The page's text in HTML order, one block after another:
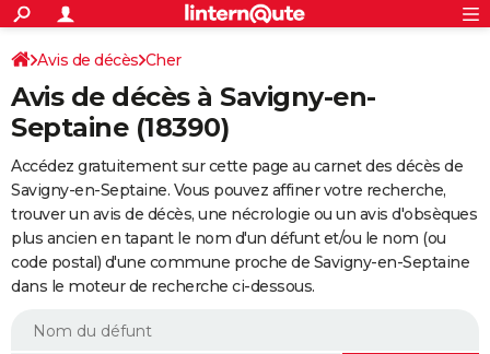
ACTUALITÉS
Politique
Société
Faits Divers
Education
Monde
Villes
+
SPORT
Coupe du monde 2026
Football
Tennis
Cyclisme
Rugby
Forum
FINANCE
Retraite
Impôts
Epargne
Immobilier
Risques naturels par ville
Banque
Assurance
Crédit
AUTO
Essais
Réserver un essai
Citadines
Berlines
SUV
Forum auto
+
HIGH-TECH
Mobiles
Meilleur smartphone
Internet
Ordinateurs
Jeux vidéo
Guide high-tech
+
BRICOLAGE
Forum
Aménagement intérieur
Extérieur
Cuisine
Salle de bains
Jardinage
Rangement
WEEK-END
Avis de décès Cher
Avis de décès à Savigny-en-
Septaine (18390)
Accédez gratuitement sur cette page au carnet des décès de
Savigny-en-Septaine. Vous pouvez affiner votre recherche,
trouver un avis de décès, une nécrologie ou un avis d'obsèques
plus ancien en tapant le nom d'un défunt et/ou le nom (ou
code postal) d'une commune proche de Savigny-en-Septaine
dans le moteur de recherche ci-dessous.